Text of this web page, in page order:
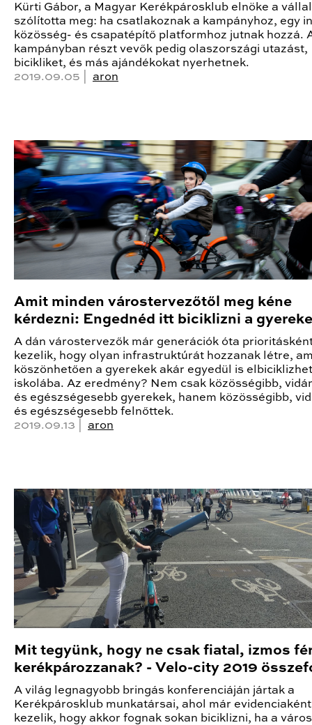
Kürti Gábor, a Magyar Kerékpárosklub elnöke a
szólította meg: ha csatlakoznak a kampányhoz, egy
közösség- és csapatépítő platformhoz jutnak hozzá.
kampányban részt vevők pedig olaszországi utazást,
bicikliket, és más ajándékokat nyerhetnek.
2019.09.05 | aron
Amit minden várostervezőtől meg kéne
kérdezni: Engednéd itt biciklizni a
A dán várostervezők már generációk óta
kezelik, hogy olyan infrastruktúrát hozzanak létre,
köszönhetően a gyerekek akár egyedül is
iskolába. Az eredmény? Nem csak közösségibb,
és egészségesebb gyerekek, hanem közösségibb,
és egészségesebb felnőttek.
2019.09.13 | aron
Mit tegyünk, hogy ne csak fiatal, izmos
kerékpározzanak? - Velo-city 2019
A világ legnagyobb bringás konferenciáján jártak a
Kerékpárosklub munkatársai, ahol már evidenciaként
kezelik, hogy akkor fognak sokan biciklizni, ha a